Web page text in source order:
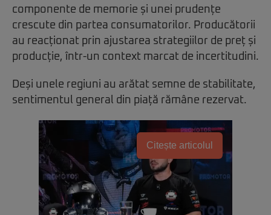
componente de memorie și unei prudențe
crescute din partea consumatorilor. Producătorii
au reacționat prin ajustarea strategiilor de preț și
producție, într-un context marcat de incertitudini.
Deși unele regiuni au arătat semne de stabilitate,
sentimentul general din piață rămâne rezervat.
Citește articolul